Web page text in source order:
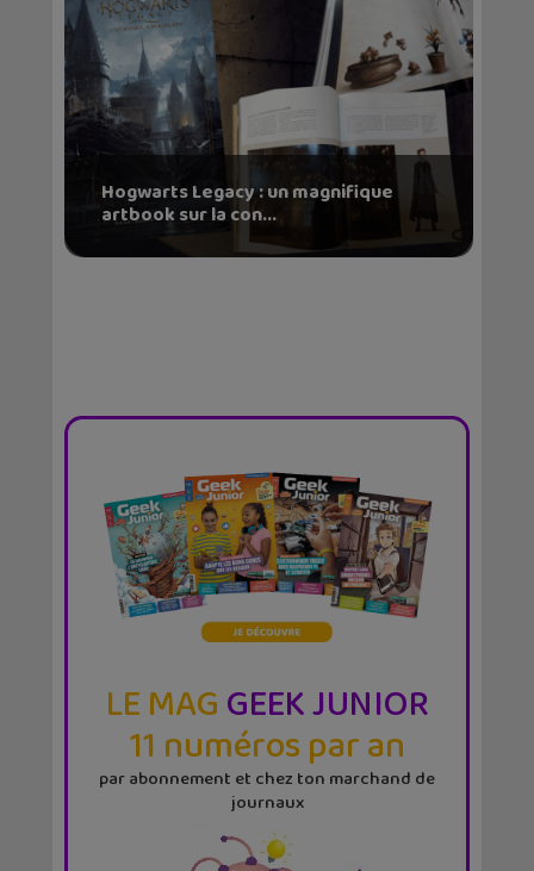
Hogwarts Legacy : un magnifique
artbook sur la con...
LE MAGGEEK JUNIOR
11 numéros par an
par abonnement et chez ton marchand de
journaux